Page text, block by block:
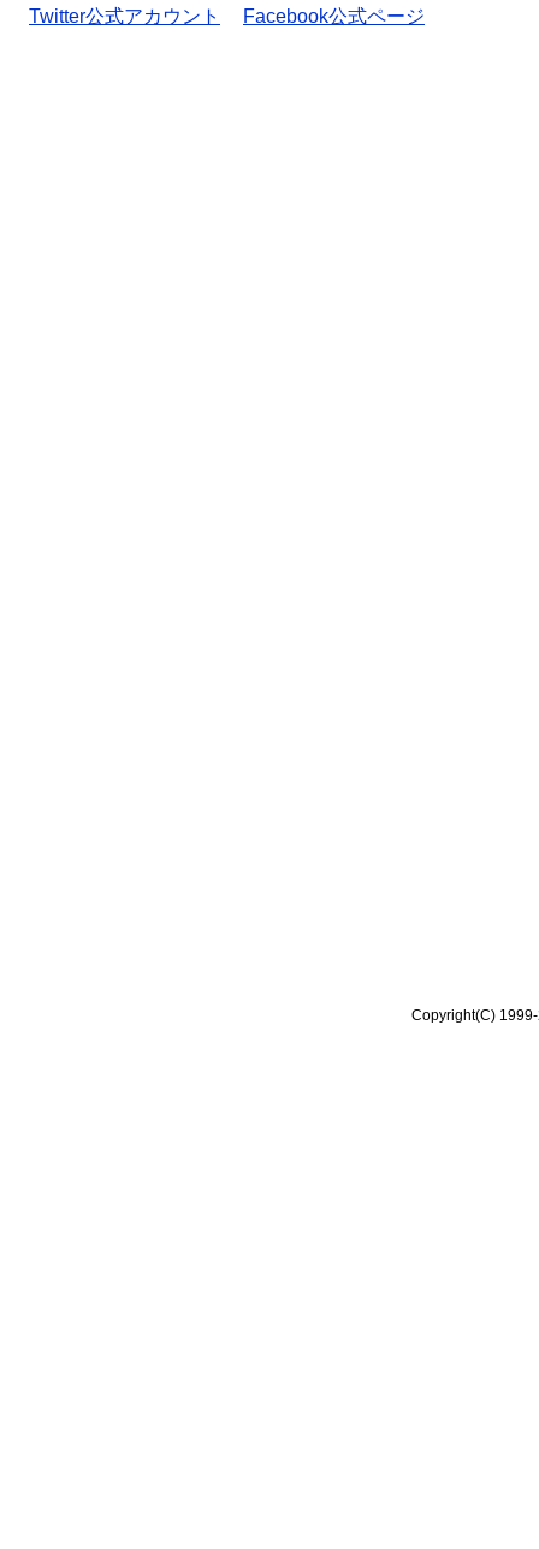
Twitter公式アカウント
Facebook公式ページ
Copyright(C)